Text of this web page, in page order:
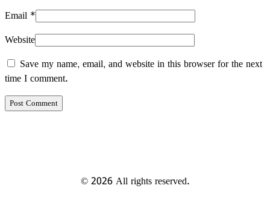
Email *
Website
Save my name, email, and website in this browser for the next
time I comment.
Post Comment
© 2026All rights reserved.